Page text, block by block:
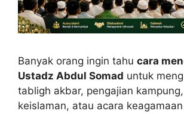
Banyak orang ingin tahu cara
Ustadz Abdul Somad untuk
tabligh akbar, pengajian
keislaman, atau acara